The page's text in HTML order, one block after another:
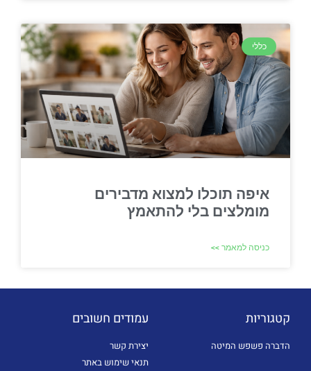
כללי
איפה תוכלו למצוא מדבירים
מומלצים בלי להתאמץ
כניסה למאמר >>
קטגוריות
הדברה פשפש המיטה
עמודים חשובים
יצירת קשר
תנאי שימוש באתר